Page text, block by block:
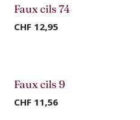
-50%
Faux cils 74
CHF 12,95
-50%
Faux cils 9
CHF 11,56